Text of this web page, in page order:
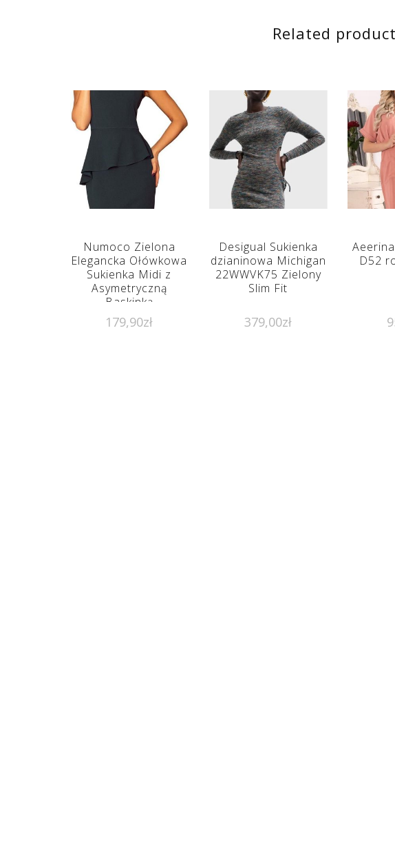
Related
Numoco Zielona
Elegancka Ołówkowa
Sukienka Midi z
Asymetryczną
Baskinką
179,90zł
Desigual Sukienka
dzianinowa Michigan
22WWVK75 Zielony
Slim Fit
379,00zł
D52